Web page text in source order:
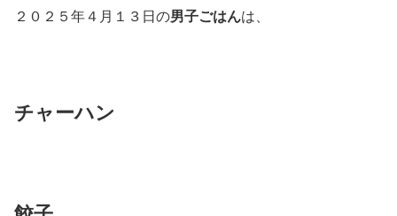
２０２５年４月１３日の男子ごはんは、
チャーハン